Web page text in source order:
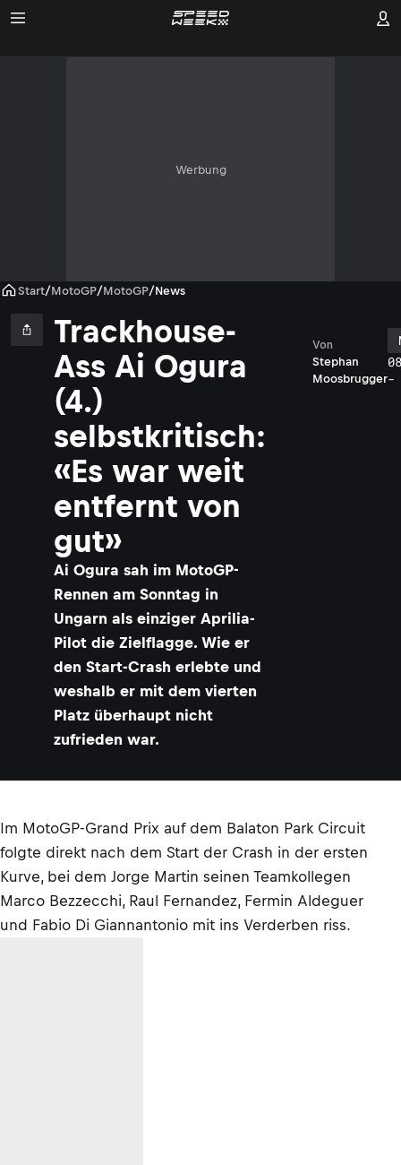
Werbung
Start/MotoGP/MotoGP/News
Trackhouse-
Ass Ai Ogura
(4.)
selbstkritisch:
«Es war weit
entfernt von
gut»
Ai Ogura sah im MotoGP-
Rennen am Sonntag in
Ungarn als einziger Aprilia-
Pilot die Zielflagge. Wie er
den Start-Crash erlebte und
weshalb er mit dem vierten
Platz überhaupt nicht
zufrieden war.
Stephan
Moosbrugger
Von
-
Im MotoGP-Grand Prix auf dem Balaton Park Circuit
folgte direkt nach dem Start der Crash in der ersten
Kurve, bei dem Jorge Martin seinen Teamkollegen
Marco Bezzecchi, Raul Fernandez, Fermin Aldeguer
und Fabio Di Giannantonio mit ins Verderben riss.